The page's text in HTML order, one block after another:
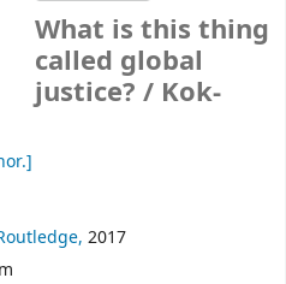
What is this thing
called global
justice? / Kok-
2017